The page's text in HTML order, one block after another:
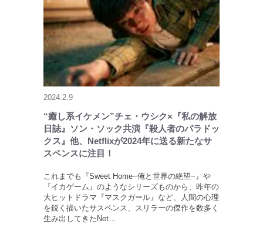
2024.2.9
“癒し系イケメン”チェ・ウシク×『私の解放
日誌』ソン・ソック共演『殺人者のパラドッ
クス』他、Netflixが2024年に送る新たなサ
スペンスに注目！
これまでも『Sweet Home−俺と世界の絶望−』や
『イカゲーム』のようなシリーズものから、昨年の
大ヒットドラマ『マスクガール』など、人間の心理
を鋭く描いたサスペンス、スリラーの傑作を数多く
生み出してきたNet…